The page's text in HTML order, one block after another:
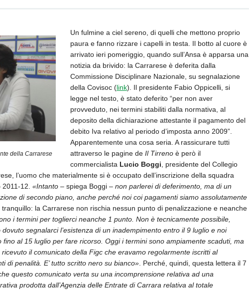
della Carrarese
Un fulmine a ciel sereno, di quelli che mettono proprio
paura e fanno rizzare i capelli in testa. Il botto al cuore è
arrivato ieri pomeriggio, quando sull’Ansa è apparsa una
notizia da brivido: la Carrarese è deferita dalla
Commissione Disciplinare Nazionale, su segnalazione
della Covisoc (link). Il presidente Fabio Oppicelli, si
legge nel testo, è stato deferito “per non aver
provveduto, nei termini stabiliti dalla normativa, al
deposito della dichiarazione attestante il pagamento del
debito Iva relativo al periodo d’imposta anno 2009”.
Apparentemente una cosa seria. A rassicurare tutti
attraverso le pagine de Il Tirrenoè però il
commercialista Lucio Boggi, presidente del Collegio
l’uomo che materialmente si è occupato dell’inscrizione della squadra
2011-12. «Intanto– spiega Boggi – non parlerei di deferimento, ma di un
di secondo piano, anche perché noi coi pagamenti siamo assolutamente
la Carrarese non rischia nessun punto di penalizzazione e neanche
i termini per toglierci neanche 1 punto. Non è tecnicamente possibile,
segnalarci l’esistenza di un inadempimento entro il 9 luglio e noi
fino al 15 luglio per fare ricorso. Oggi i termini sono ampiamente scaduti, ma
il comunicato della Figc che eravamo regolarmente iscritti al
di penalità. E’ tutto scritto nero su bianco». Perché, quindi, questa lettera il 7
questo comunicato verta su una incomprensione relativa ad una
prodotta dall’Agenzia delle Entrate di Carrara relativa al totale